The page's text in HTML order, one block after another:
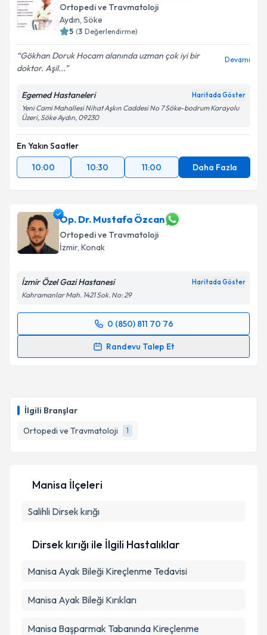
İlgili Branşlar
Ortopedi ve Travmatoloji
1
Ortopedi ve Travmatoloji
Aydın, Söke
5 (3 Değerlendirme)
Gökhan Doruk Hocam alanında uzman çok iyi bir
doktor. Aşil...
Devamı
Egemed Hastaneleri Haritada Göster
Yeni Cami Mahallesi Nihat Aşkın Caddesi No 7 Söke-bodrum Karayolu
Üzeri, Söke Aydın, 09230
En Yakın Saatler
10:00
10:30 11:00 Daha Fazla
Op. Dr. Mustafa Özcan
Ortopedi ve Travmatoloji
İzmir, Konak
İzmir Özel Gazi Hastanesi Haritada Göster
Kahramanlar Mah. 1421 Sok. No: 29
0 (850) 811 70 76
Randevu Talep Et
Randevu Takvimi Talebi
E-posta Adresiniz
Kişisel verilerimin işlenmesine ilişkin
Metni'ni okudum ve kişisel verilerimin belirtilen
Takvim Talebini Gönder
Manisa İlçeleri
Salihli Dirsek kırığı
Dirsek kırığı ile İlgili Hastalıklar
Manisa Ayak Bileği Kireçlenme Tedavisi
Manisa Ayak Bileği Kırıkları
Manisa Başparmak Tabanında Kireçlenme